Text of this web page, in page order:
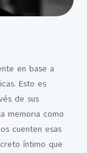
en base a
Esto es
de sus
memoria como
cuenten esas
íntimo que